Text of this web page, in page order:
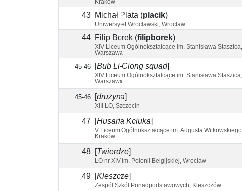
Kraków
43 Michał Plata (placik)
Uniwersytet Wrocławski, Wrocław
44 Filip Borek (filipborek)
XIV Liceum Ogólnokształcące im. Stanisława Staszica,
Warszawa
45-46 Bub Li-Ciong squad
XIV Liceum Ogólnokształcące im. Stanisława Staszica,
Warszawa
45-46 drużyna
XIII LO, Szczecin
47 Husaria Kciuka
V Liceum Ogólnokształcące im. Augusta Witkowskiego,
Kraków
48 Twierdze
LO nr XIV im. Polonii Belgijskiej, Wrocław
49 Kleszcze
Zespół Szkół Ponadpodstawowych, Kleszczów